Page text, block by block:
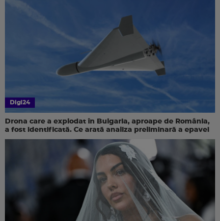
Digi24
Drona care a explodat în Bulgaria, aproape de România,
a fost identificată. Ce arată analiza preliminară a epavei